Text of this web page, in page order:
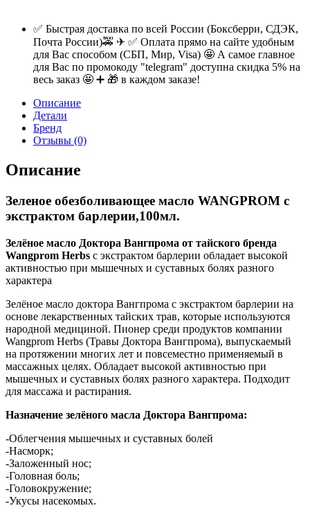
✅ Быстрая доставка по всей России (Боксберри, СДЭК,
Почта России)🚕 ✈ ✅ Оплата прямо на сайте удобным
для Вас способом (СБП, Мир, Visa) 🤩 А самое главное
для Вас по промокоду "telegram" доступна скидка 5% на
весь заказ 🤩 ➕ 🎁 в каждом заказе!
Описание
Детали
Бренд
Отзывы (0)
Описание
Зеленое обезболивающее масло WANGPROM с
экстрактом барлерии,100мл.
Зелёное масло Доктора Вангпрома от тайского бренда
Wangprom Herbs с экстрактом барлерии обладает высокой
активностью при мышечных и суставных болях разного
характера
Зелёное масло доктора Вангпрома с экстрактом барлерии на
основе лекарственных тайских трав, которые используются
народной медициной. Пионер среди продуктов компании
Wangprom Herbs (Травы Доктора Вангпрома), выпускаемый
на протяжении многих лет и повсеместно применяемый в
массажных целях. Обладает высокой активностью при
мышечных и суставных болях разного характера. Подходит
для массажа и растирания.
Назначение зелёного масла Доктора Вангпрома:
-Облегчения мышечных и суставных болей
-Насморк;
-Заложенный нос;
-Головная боль;
-Головокружение;
-Укусы насекомых.